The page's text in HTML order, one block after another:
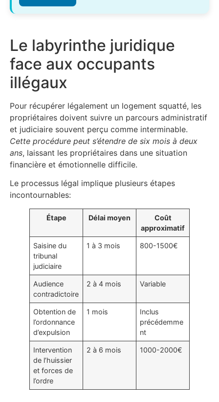
Le labyrinthe juridique
face aux occupants
illégaux
Pour récupérer légalement un logement squatté, les
propriétaires doivent suivre un parcours administratif
et judiciaire souvent perçu comme interminable.
Cette procédure peut s’étendre de six mois à deux
ans, laissant les propriétaires dans une situation
financière et émotionnelle difficile.
Le processus légal implique plusieurs étapes
incontournables:
Étape Délai moyen
Coût
approximatif
Saisine du
tribunal
judiciaire
1 à 3 mois 800-1500€
Audience
contradictoire
2 à 4 mois Variable
Obtention de
l’ordonnance
d’expulsion
1 mois
Inclus
précédemme
nt
Intervention
de l’huissier
et forces de
l’ordre
2 à 6 mois 1000-2000€